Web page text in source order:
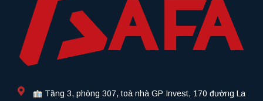
Tầng 3, phòng 307, toà nhà GP Invest, 170 đường La